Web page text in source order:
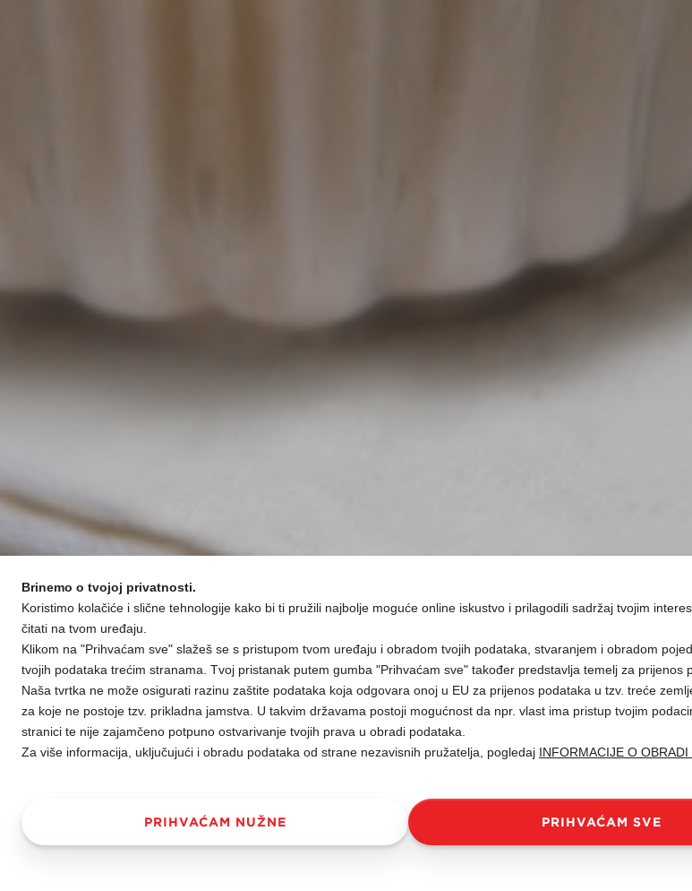
Brinemo o tvojoj privatnosti.
Koristimo kolačiće i slične tehnologije kako bi ti pružili najbolje moguće online iskustvo i prilagodili sadržaj tvojim
čitati na tvom uređaju.
Klikom na "Prihvaćam sve" slažeš se s pristupom tvom uređaju i obradom tvojih podataka, stvaranjem i obradom
tvojih podataka trećim stranama. Tvoj pristanak putem gumba "Prihvaćam sve" također predstavlja temelj za prijenos
Naša tvrtka ne može osigurati razinu zaštite podataka koja odgovara onoj u EU za prijenos podataka u tzv. treće
za koje ne postoje tzv. prikladna jamstva. U takvim državama postoji mogućnost da npr. vlast ima pristup tvojim
stranici te nije zajamčeno potpuno ostvarivanje tvojih prava u obradi podataka.
Za više informacija, uključujući i obradu podataka od strane nezavisnih pružatelja, pogledaj INFORMACIJE O
PRIHVAĆAM NUŽNE PRIHVAĆAM SVE